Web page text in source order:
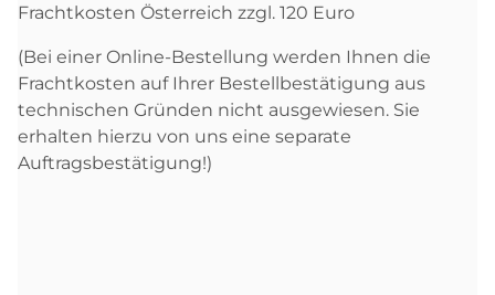
Frachtkosten Österreich zzgl. 120 Euro
(Bei einer Online-Bestellung werden Ihnen die
Frachtkosten auf Ihrer Bestellbestätigung aus
technischen Gründen nicht ausgewiesen. Sie
erhalten hierzu von uns eine separate
Auftragsbestätigung!)